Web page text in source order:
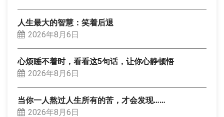
人生最大的智慧：笑着后退
2026年8月6日
心烦睡不着时，看看这5句话，让你心静顿悟
2026年8月6日
当你一人熬过人生所有的苦，才会发现……
2026年8月6日